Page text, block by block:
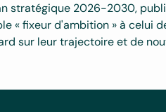
stratégique 2026-2030,
« fixeur d'ambition » à celui
sur leur trajectoire et de